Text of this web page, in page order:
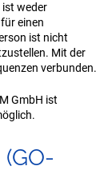
ist weder
einen
ist nicht
Mit der
verbunden.
GmbH ist